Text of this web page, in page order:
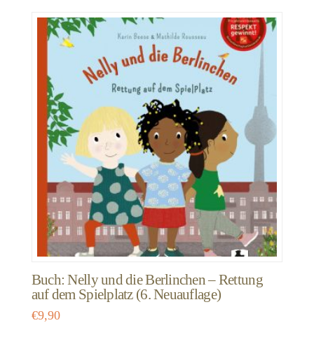
Buch: Nelly und die Berlinchen – Rettung
auf dem Spielplatz (6. Neuauflage)
€9,90